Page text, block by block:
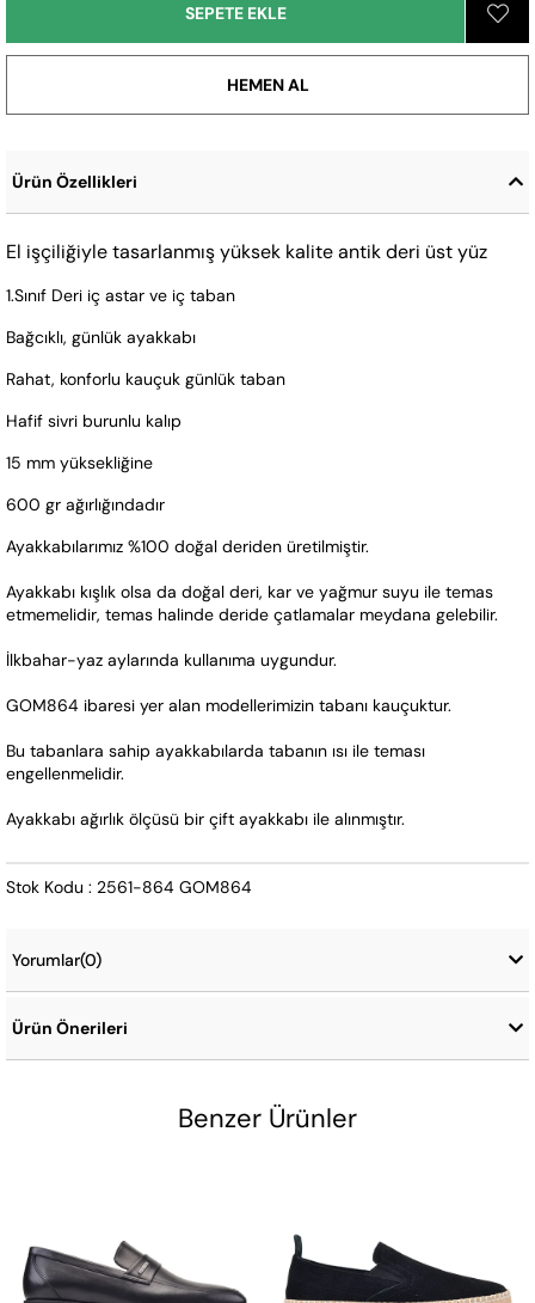
Ürün Özellikleri
El işçiliğiyle tasarlanmış yüksek kalite antik deri üst yüz
1.Sınıf Deri iç astar ve iç taban
Bağcıklı, günlük ayakkabı
Rahat, konforlu kauçuk günlük taban
Hafif sivri burunlu kalıp
15 mm yüksekliğine
600 gr ağırlığındadır
Ayakkabılarımız %100 doğal deriden üretilmiştir.
Ayakkabı kışlık olsa da doğal deri, kar ve yağmur suyu ile temas
etmemelidir, temas halinde deride çatlamalar meydana gelebilir.
İlkbahar-yaz aylarında kullanıma uygundur.
GOM864 ibaresi yer alan modellerimizin tabanı kauçuktur.
Bu tabanlara sahip ayakkabılarda tabanın ısı ile teması
engellenmelidir.
Ayakkabı ağırlık ölçüsü bir çift ayakkabı ile alınmıştır.
Stok Kodu : 2561-864 GOM864
Yorumlar(0)
Ürün Önerileri
Benzer Ürünler